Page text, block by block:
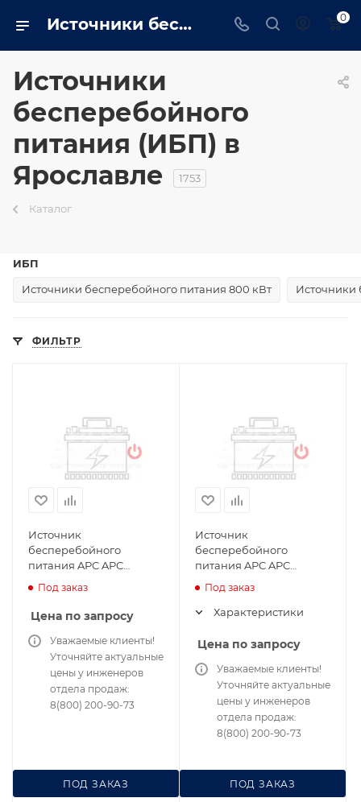
Источники бесперебойного питания (ИБП) в Ярославле - trustenergo.ru 0
Источники
бесперебойного
питания (ИБП) в
Ярославле
1753
Каталог
ИБП
Источники бесперебойного питания 800 кВт
Источники
ФИЛЬТР
Источник
бесперебойного
питания APC APC
P1 для сервера и сетей
Под заказ
Цена по запросу
ПОД ЗАКАЗ
Уважаемые клиенты!
Уточняйте актуальные
цены у инженеров
отдела продаж:
8(800) 200-90-73
Источник
бесперебойного
питания APC APC
TF3 для сервера и сетей
Под заказ
Характеристики
Цена по запросу
ПОД ЗАКАЗ
Уважаемые клиенты!
Уточняйте актуальные
цены у инженеров
отдела продаж:
8(800) 200-90-73